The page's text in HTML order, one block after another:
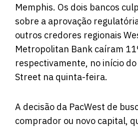
Memphis. Os dois bancos
sobre a aprovação
outros credores regionais
Metropolitan Bank caíram
respectivamente, no início
Street na quinta-feira.
A decisão da PacWest de
comprador ou novo capital,